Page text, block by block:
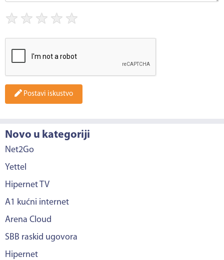
★ ★ ★ ★ ★
Postavi iskustvo
Novo u kategoriji
Net2Go
Yettel
Hipernet TV
A1 kućni internet
Arena Cloud
SBB raskid ugovora
Hipernet